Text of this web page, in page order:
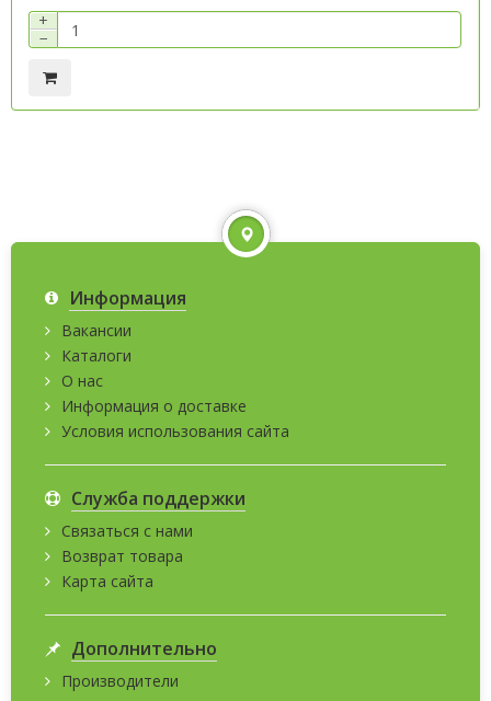
+
−
Информация
Вакансии
Каталоги
О нас
Информация о доставке
Условия использования сайта
Служба поддержки
Связаться с нами
Возврат товара
Карта сайта
Дополнительно
Производители